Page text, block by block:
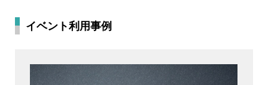
イベント利用事例